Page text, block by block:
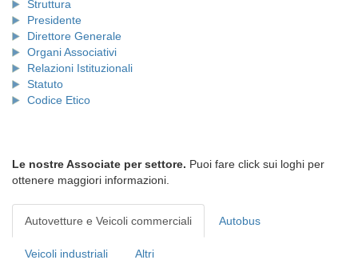
Struttura
Presidente
Direttore Generale
Organi Associativi
Relazioni Istituzionali
Statuto
Codice Etico
Le nostre Associate per settore. Puoi fare click sui loghi per
ottenere maggiori informazioni.
Autovetture e Veicoli commerciali Autobus
Veicoli industriali Altri